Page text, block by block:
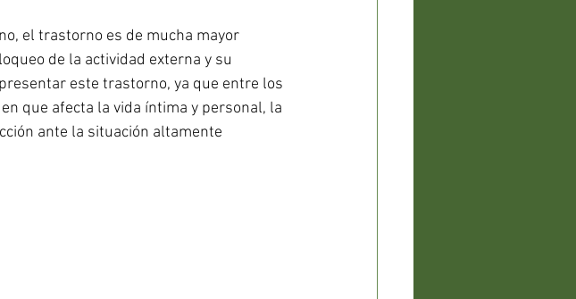
el trastorno es de mucha mayor
de la actividad externa y su
este trastorno, ya que entre los
que afecta la vida íntima y personal, la
ante la situación altamente